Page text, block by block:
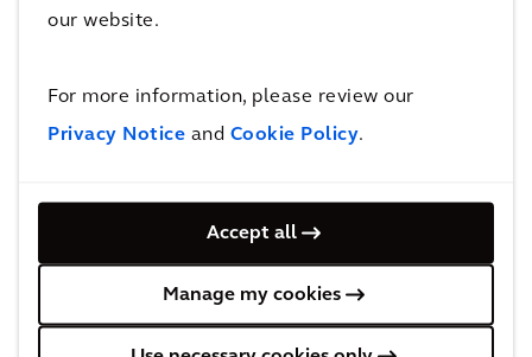
our website.
For more information, please review our
Privacy Notice and Cookie Policy.
Accept all
Manage my cookies
Dir. Humanos e Polít. de Trabalho
Princípios Fiscais